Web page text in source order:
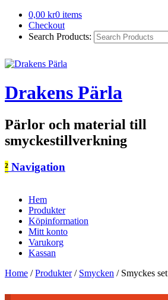
0,00 kr0 items
Checkout
Search Products:
Drakens Pärla
Pärlor och material till
smyckestillverkning
² Navigation
Hem
Produkter
Köpinformation
Mitt konto
Varukorg
Kassan
Home / Produkter / Smycken / Smyckes set